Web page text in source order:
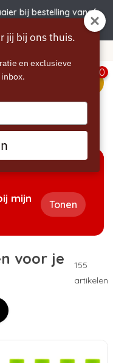
bij bestelling vanaf
0
mijn
Tonen
voor je
155
artikelen
jij bij ons thuis.
en exclusieve